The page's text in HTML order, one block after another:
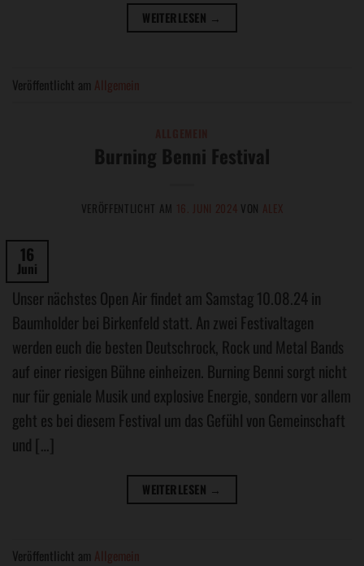
WEITERLESEN →
Veröffentlicht am Allgemein
Burning Benni Festival
VERÖFFENTLICHT AM 16. JUNI 2024 VON ALEX
16
Juni
Unser nächstes Open Air findet am Samstag 10.08.24 in
Baumholder bei Birkenfeld statt. An zwei Festivaltagen
werden euch die besten Deutschrock, Rock und Metal Bands
auf einer riesigen Bühne einheizen. Burning Benni sorgt nicht
nur für geniale Musik und explosive Energie, sondern vor allem
geht es bei diesem Festival um das Gefühl von Gemeinschaft
und […]
WEITERLESEN →
Veröffentlicht am Allgemein